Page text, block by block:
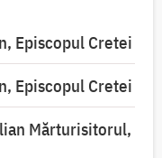
Episcopul Cretei
Episcopul Cretei
Mărturisitorul,